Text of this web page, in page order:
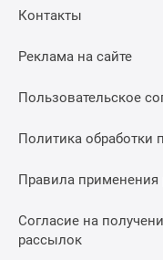
Контакты
Реклама на сайте
Пользовательское
Политика обработки
Правила применения
Согласие на
рассылок